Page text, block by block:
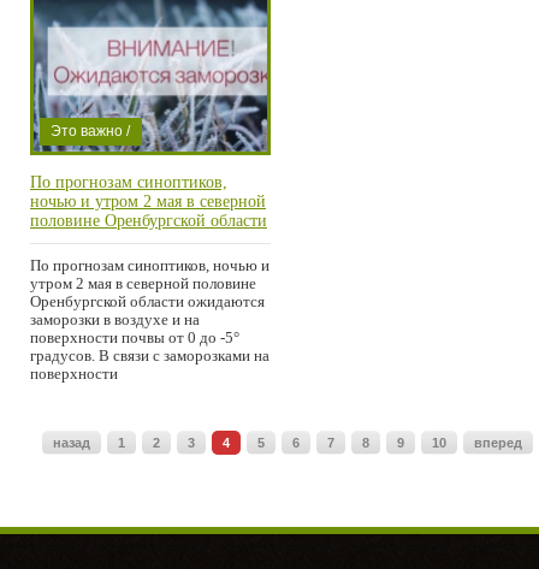
Это важно /
Погода /
Проишествие /
Город
По прогнозам синоптиков,
ночью и утром 2 мая в северной
половине Оренбургской области
ожидаются заморозки в воздухе
и на поверхности почвы от 0 до
-5° градусов.
По прогнозам синоптиков, ночью и
утром 2 мая в северной половине
Оренбургской области ожидаются
заморозки в воздухе и на
поверхности почвы от 0 до -5°
градусов. В связи с заморозками на
поверхности
назад 1 2 3 4 5 6 7 8 9 10 вперед